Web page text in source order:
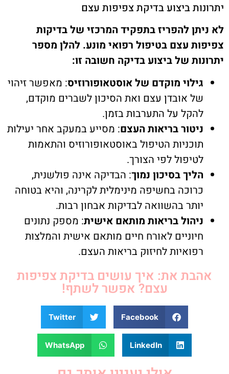
יתרונות ביצוע בדיקת צפיפות עצם
לא ניתן להפריז בתפקיד המרכזי של בדיקות
צפיפות עצם בטיפול רפואי מונע. להלן מספר
יתרונות של ביצוע בדיקה חשובה זו:
גילוי מוקדם של אוסטאופורוזיס: מאפשר זיהוי
של אובדן עצם ואת הסיכון לשברים מוקדם,
להקל על התערבות בזמן.
ניטור בריאות העצם: מסייע במעקב אחר יעילות
תוכניות הטיפול באוסטאופורוזיס והתאמות
לטיפול לפי הצורך.
הליך בסיכון נמוך: הבדיקה אינה פולשנית,
כרוכה בחשיפה מינימלית לקרינה, והיא בטוחה
יותר בהשוואה לבדיקות אבחון רבות.
ניהול בריאות מותאם אישית: מספק נתונים
חיוניים לאורח חיים מותאם אישית והמלצות
רפואיות לחיזוק בריאות העצם.
אהבת את: איך עושים בדיקת צפיפות
עצם? אפשר לשתף!
Facebook
Twitter
LinkedIn
WhatsApp